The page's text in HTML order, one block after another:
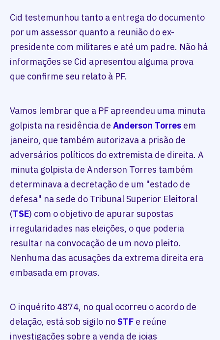
Cid testemunhou tanto a entrega do documento
por um assessor quanto a reunião do ex-
presidente com militares e até um padre. Não há
informações se Cid apresentou alguma prova
que confirme seu relato à PF.
Vamos lembrar que a PF apreendeu uma minuta
golpista na residência de Anderson Torres em
janeiro, que também autorizava a prisão de
adversários políticos do extremista de direita. A
minuta golpista de Anderson Torres também
determinava a decretação de um "estado de
defesa" na sede do Tribunal Superior Eleitoral
(TSE) com o objetivo de apurar supostas
irregularidades nas eleições, o que poderia
resultar na convocação de um novo pleito.
Nenhuma das acusações da extrema direita era
embasada em provas.
O inquérito 4874, no qual ocorreu o acordo de
delação, está sob sigilo noSTF e reúne
investigações sobre a venda de joias